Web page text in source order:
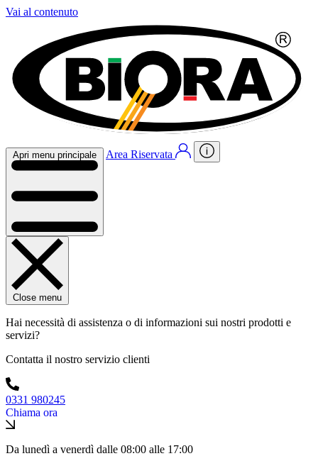
Vai al contenuto
Apri menu principale Area Riservata
Close menu
Hai necessità di assistenza o di informazioni sui nostri prodotti e
servizi?
Contatta il nostro servizio clienti
0331 980245
Chiama ora
Da lunedì a venerdì dalle 08:00 alle 17:00